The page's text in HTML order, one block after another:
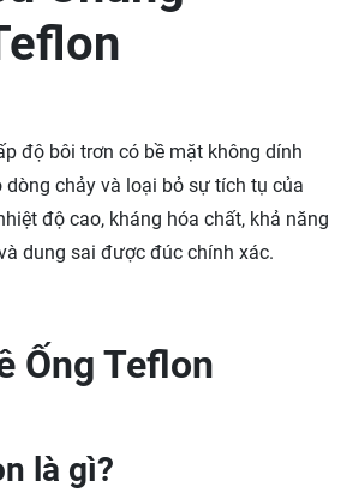
độ bôi trơn có bề mặt không dính
chảy và loại bỏ sự tích tụ của
độ cao, kháng hóa chất, khả năng
dung sai được đúc chính xác.
Ống Teflon
là gì?